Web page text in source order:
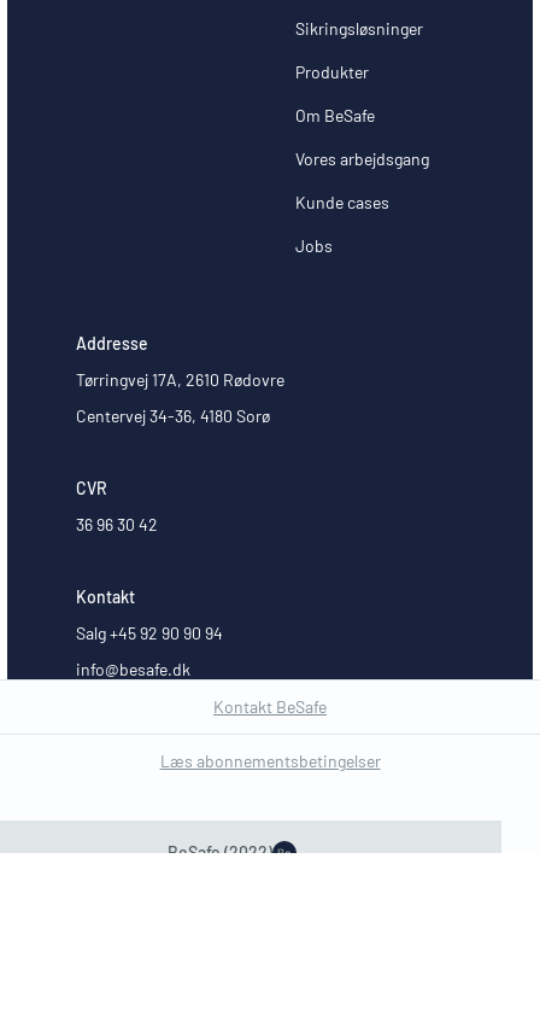
Kontakt BeSafe
Læs abonnementsbetingelser
BeSafe (2022)
Addresse
Tørringvej 17A, 2610 Rødovre
Centervej 34-36, 4180 Sorø
CVR
36 96 30 42
Kontakt
Salg +45 92 90 90 94
info@besafe.dk
Sikringsløsninger
Produkter
Om BeSafe
Vores arbejdsgang
Kunde cases
Jobs
Code of Conduct